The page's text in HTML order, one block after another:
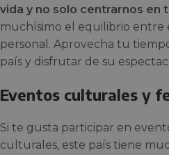
vida y no solo centrarnos en
muchísimo el equilibrio entre
personal. Aprovecha tu
país y disfrutar de su
Eventos culturales y
Si te gusta participar en
culturales, este país tiene